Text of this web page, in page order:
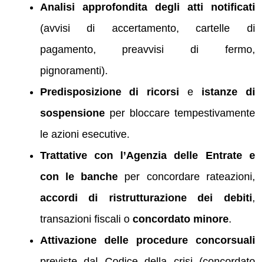
Analisi approfondita degli atti notificati
(avvisi di accertamento, cartelle di
pagamento, preavvisi di fermo,
pignoramenti).
Predisposizione di ricorsi e istanze di
sospensioneper bloccare tempestivamente
le azioni esecutive.
Trattative con l’Agenzia delle Entrate e
con le banche per concordare rateazioni,
accordi di ristrutturazione dei debiti,
transazioni fiscali o concordato minore.
Attivazione delle procedure concorsuali